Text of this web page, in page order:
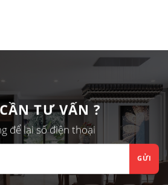
TƯ VẤN ?
để lại số điện thoại